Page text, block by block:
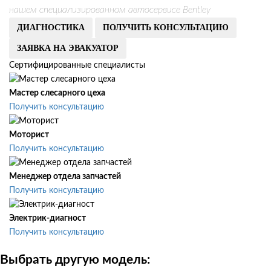
нашем специализированном автосервисе Bentley
ДИАГНОСТИКА ПОЛУЧИТЬ КОНСУЛЬТАЦИЮ
ЗАЯВКА НА ЭВАКУАТОР
Сертифицированные специалисты
Мастер слесарного цеха
Получить консультацию
Моторист
Получить консультацию
Менеджер отдела запчастей
Получить консультацию
Электрик-диагност
Получить консультацию
Выбрать другую модель: